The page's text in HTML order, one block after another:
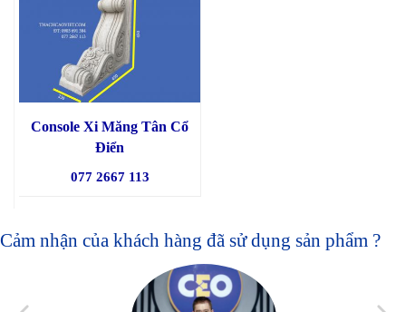
Console Xi Măng Tân Cổ
Điển
077 2667 113
Cảm nhận của khách hàng đã sử dụng sản phẩm ?